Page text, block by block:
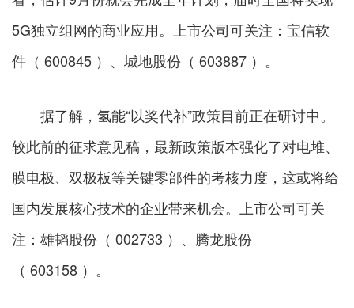
5G独立组网的商业应用。上市公司可关注：宝信软
件（ 600845 ）、城地股份（ 603887 ）。
据了解，氢能“以奖代补”政策目前正在研讨中。
较此前的征求意见稿，最新政策版本强化了对电堆、
膜电极、双极板等关键零部件的考核力度，这或将给
国内发展核心技术的企业带来机会。上市公司可关
注：雄韬股份（ 002733 ）、腾龙股份
（ 603158 ）。